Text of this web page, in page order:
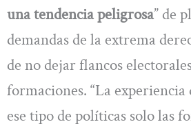
una tendencia peligrosa” de
demandas de la extrema
de no dejar flancos
formaciones. “La experiencia
ese tipo de políticas solo las